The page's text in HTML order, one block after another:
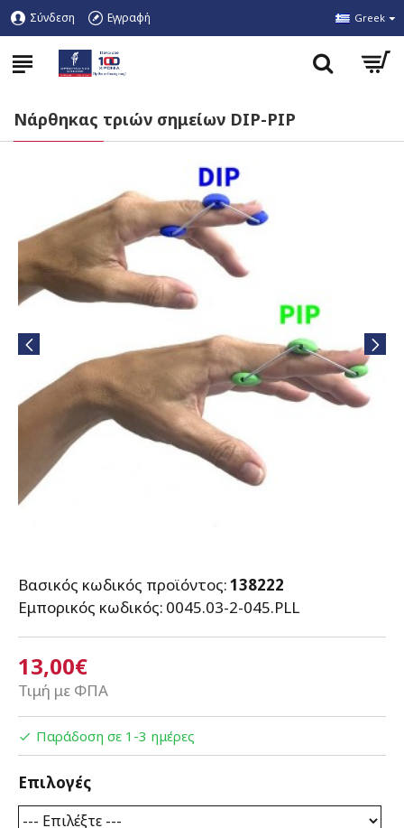
Σύνδεση Εγγραφή Greek
Νάρθηκας τριών σημείων DIP-PIP
13,00€
Τιμή με ΦΠΑ
Βασικός κωδικός προϊόντος:138222
Εμπορικός κωδικός: 0045.03-2-045.PLL
Παράδοση σε 1-3 ημέρες
Επιλογές